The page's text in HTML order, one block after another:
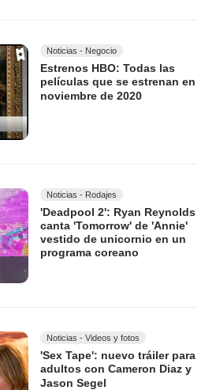
Noticias - Negocio
Estrenos HBO: Todas las
películas que se estrenan en
noviembre de 2020
Noticias - Rodajes
'Deadpool 2': Ryan Reynolds
canta 'Tomorrow' de 'Annie'
vestido de unicornio en un
programa coreano
Noticias - Videos y fotos
'Sex Tape': nuevo tráiler para
adultos con Cameron Diaz y
Jason Segel